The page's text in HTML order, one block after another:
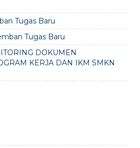
Tugas Baru
Tugas Baru
DOKUMEN
KERJA DAN IKM SMKN